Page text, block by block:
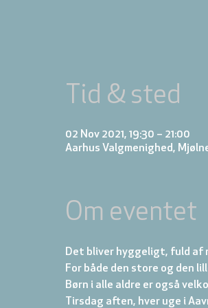
Tid & sted
02 Nov 2021, 19:30 – 21:00
Aarhus Valgmenighed,
Om eventet
Det bliver hyggeligt, fuld af
For både den store og den
Børn i alle aldre er også
Tirsdag aften, hver uge i